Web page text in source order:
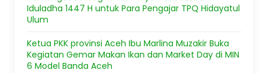
Iduladha 1447 H untuk Para Pengajar TPQ Hidayatul
Ulum
Ketua PKK provinsi Aceh Ibu Marlina Muzakir Buka
Kegiatan Gemar Makan Ikan dan Market Day di MIN
6 Model Banda Aceh